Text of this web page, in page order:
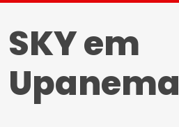
SKY em
Upanema